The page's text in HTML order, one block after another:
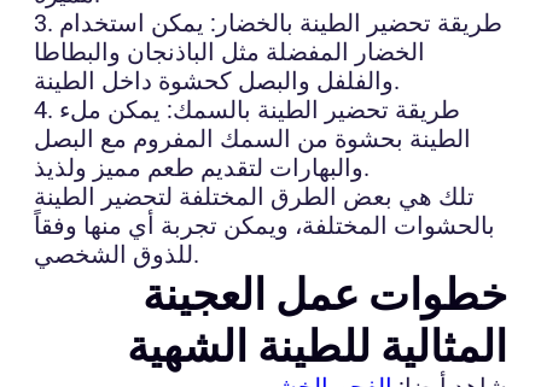
3. طريقة تحضير الطينة بالخضار: يمكن استخدام
الخضار المفضلة مثل الباذنجان والبطاطا
والفلفل والبصل كحشوة داخل الطينة.
4. طريقة تحضير الطينة بالسمك: يمكن ملء
الطينة بحشوة من السمك المفروم مع البصل
والبهارات لتقديم طعم مميز ولذيذ.
تلك هي بعض الطرق المختلفة لتحضير الطينة
بالحشوات المختلفة، ويمكن تجربة أي منها وفقاً
للذوق الشخصي.
خطوات عمل العجينة
المثالية للطينة الشهية